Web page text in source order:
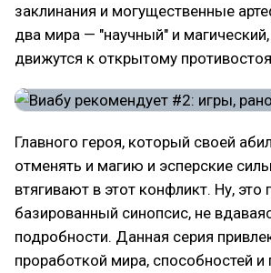
заклинания и могущественные
два мира — "научный" и
движутся к открытому
Главного героя, который своей
отменять и магию и эсперские
втягивают в этот конфликт. Ну,
базированный синопсис, не
подробности. Данная серия
проработкой мира, способностей и